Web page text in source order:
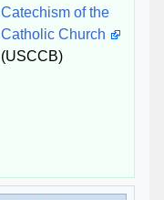
Catechism of the
Catholic Church
(USCCB)